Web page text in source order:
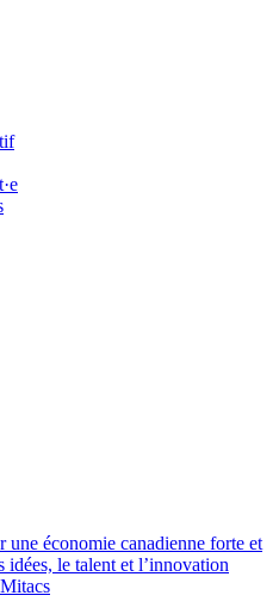
une économie canadienne forte et
idées, le talent et l’innovation